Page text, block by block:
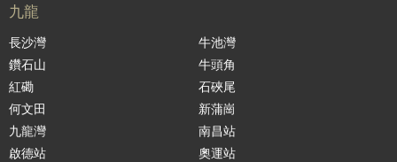
九龍
長沙灣
鑽石山
紅磡
何文田
九龍灣
啟德站
牛池灣
牛頭角
石硤尾
新蒲崗
南昌站
奧運站